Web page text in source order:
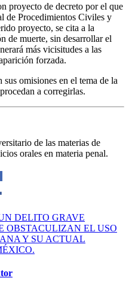
proyecto de decreto por el que
de Procedimientos Civiles y
proyecto, se cita a la
de muerte, sin desarrollar el
más vicisitudes a las
forzada.
omisiones en el tema de la
a corregirlas.
de las materias de
orales en materia penal.
DELITO GRAVE
OBSTACULIZAN EL USO
Y SU ACTUAL